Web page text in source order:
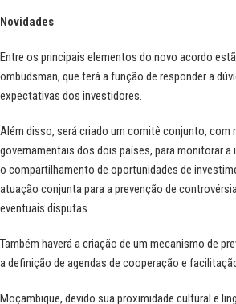
Novidades
Entre os principais elementos do novo acordo
ombudsman, que terá a função de responder a
expectativas dos investidores.
Além disso, será criado um comitê conjunto, com
governamentais dos dois países, para monitorar
o compartilhamento de oportunidades de
atuação conjunta para a prevenção de
eventuais disputas.
Também haverá a criação de um mecanismo de
a definição de agendas de cooperação e
Moçambique, devido sua proximidade cultural e